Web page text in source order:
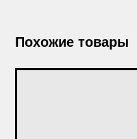
Похожие товары